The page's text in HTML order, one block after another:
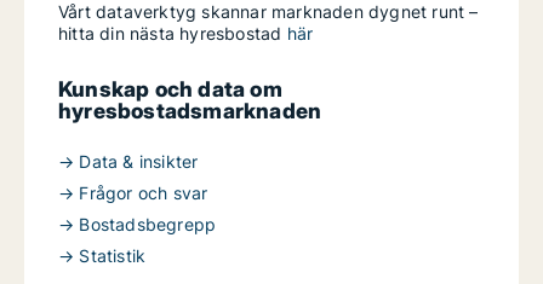
Vårt dataverktyg skannar marknaden dygnet runt –
hitta din nästa hyresbostad här
Kunskap och data om
hyresbostadsmarknaden
→ Data & insikter
→ Frågor och svar
→ Bostadsbegrepp
→ Statistik